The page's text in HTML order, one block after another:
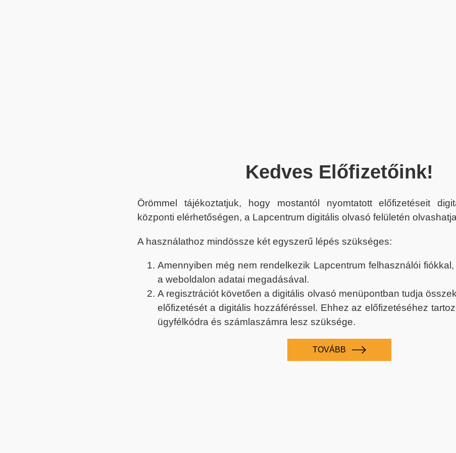
Kedves Előfizetőink!
Örömmel tájékoztatjuk, hogy mostantól nyomtatott előfizetéseit
központi elérhetőségen, a Lapcentrum digitális olvasó felületén
A használathoz mindössze két egyszerű lépés szükséges:
Amennyiben még nem rendelkezik Lapcentrum felhasználói
a weboldalon adatai megadásával.
A regisztrációt követően a digitális olvasó menüpontban tudja
előfizetését a digitális hozzáféréssel. Ehhez az előfizetéséhez
ügyfélkódra és számlaszámra lesz szüksége.
TOVÁBB